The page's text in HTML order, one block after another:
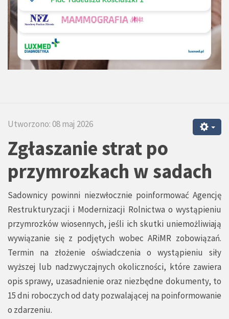
Utworzono: 08 maj 2026
Zgłaszanie strat po
przymrozkach w sadach
Sadownicy powinni niezwłocznie poinformować Agencję
Restrukturyzacji i Modernizacji Rolnictwa o wystąpieniu
przymrozków wiosennych, jeśli ich skutki uniemożliwiają
wywiązanie się z podjętych wobec ARiMR zobowiązań.
Termin na złożenie oświadczenia o wystąpieniu siły
wyższej lub nadzwyczajnych okoliczności, które zawiera
opis sprawy, uzasadnienie oraz niezbędne dokumenty, to
15 dni roboczych od daty pozwalającej na poinformowanie
o zdarzeniu.